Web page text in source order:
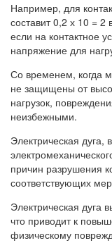
Например, для
составит 0,2 х 10 = 2
если на контактное
напряжение для
Со временем, когда
не защищены от
нагрузок,
неизбежными.
Электрическая дуга,
причин разрушения
соответствующих
Электрическая дуга
что приводит к
физическому